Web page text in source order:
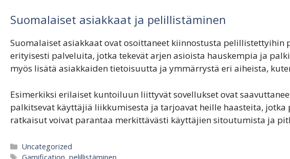
Suomalaiset asiakkaat ja pelillistäminen
Suomalaiset asiakkaat ovat osoittaneet kiinnostusta pelillistettyihin
erityisesti palveluita, jotka tekevät arjen asioista hauskempia ja
myös lisätä asiakkaiden tietoisuutta ja ymmärrystä eri aiheista,
Esimerkiksi erilaiset kuntoiluun liittyvät sovellukset ovat
palkitsevat käyttäjiä liikkumisesta ja tarjoavat heille haasteita,
ratkaisut voivat parantaa merkittävästi käyttäjien sitoutumista ja
Categories
Uncategorized
Tags